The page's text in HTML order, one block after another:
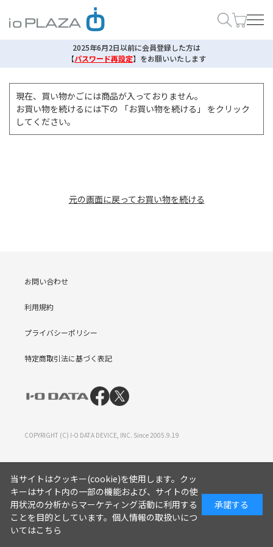
2025年6月2日以前に会員登録した方は
【パスワード再設定】 をお願いいたします
現在、買い物かごには商品が入っておりません。
お買い物を続けるには下の 「お買い物を続ける」 をクリック
してください。
元の画面に戻ってお買い物を続ける
お問い合わせ
利用規約
プライバシーポリシー
特定商取引法に基づく表記
COPYRIGHT (C) I-O DATA DEVICE, INC. Since 2005.9.19
当サイトはクッキー(cookie)を使用します。クッ
キーはサイト内の一部の機能および、サイトの使
用状況の分析からマーケティング活動に利用する
ことを目的としています。 個人情報の取扱いにつ
いてはこちら
承諾する